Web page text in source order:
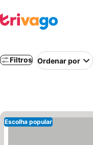
Filtros Ordenar por
Escolha popular